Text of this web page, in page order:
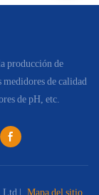
producción de
medidores de calidad
de pH, etc.
| Mapa del sitio